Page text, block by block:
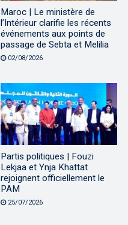
Maroc | Le ministère de
l’Intérieur clarifie les récents
événements aux points de
passage de Sebta et Melilia
02/08/2026
Partis politiques | Fouzi
Lekjaa et Ynja Khattat
rejoignent officiellement le
PAM
25/07/2026